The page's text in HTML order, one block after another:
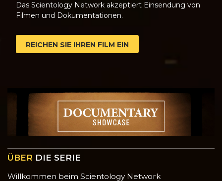
Das Scientology Network akzeptiert Einsendung von
Filmen und Dokumentationen.
REICHEN SIE IHREN FILM EIN
ÜBER DIE SERIE
Willkommen beim Scientology Network